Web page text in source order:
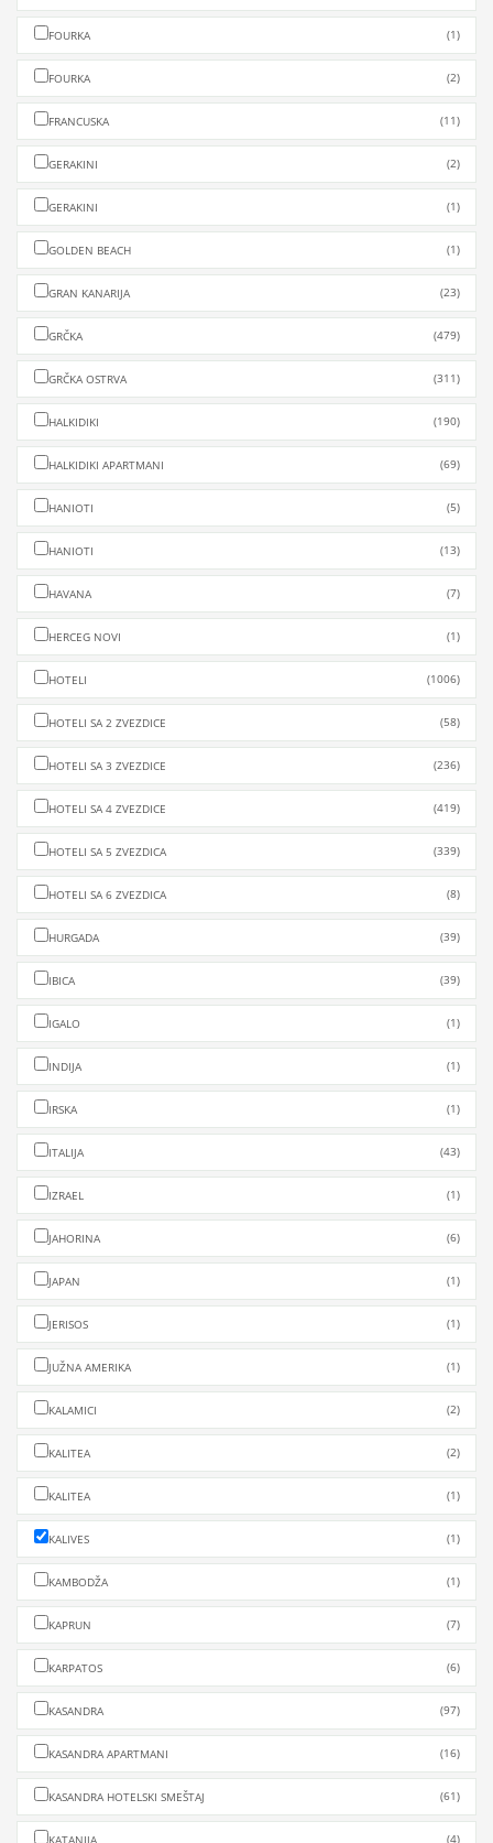
FOURKA (1)
FOURKA (2)
FRANCUSKA (11)
GERAKINI (2)
GERAKINI (1)
GOLDEN BEACH (1)
GRAN KANARIJA (23)
GRČKA (479)
GRČKA OSTRVA (311)
HALKIDIKI (190)
HALKIDIKI APARTMANI (69)
HANIOTI (5)
HANIOTI (13)
HAVANA (7)
HERCEG NOVI (1)
HOTELI (1006)
HOTELI SA 2 ZVEZDICE (58)
HOTELI SA 3 ZVEZDICE (236)
HOTELI SA 4 ZVEZDICE (419)
HOTELI SA 5 ZVEZDICA (339)
HOTELI SA 6 ZVEZDICA (8)
HURGADA (39)
IBICA (39)
IGALO (1)
INDIJA (1)
IRSKA (1)
ITALIJA (43)
IZRAEL (1)
JAHORINA (6)
JAPAN (1)
JERISOS (1)
JUŽNA AMERIKA (1)
KALAMICI (2)
KALITEA (2)
KALITEA (1)
KALIVES (1)
KAMBODŽA (1)
KAPRUN (7)
KARPATOS (6)
KASANDRA (97)
KASANDRA APARTMANI (16)
KASANDRA HOTELSKI SMEŠTAJ (61)
KATANIJA (4)